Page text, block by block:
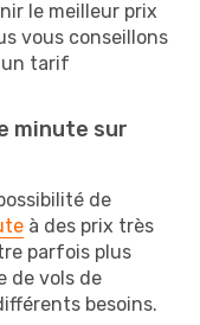
le meilleur prix
vous conseillons
un tarif
minute sur
de
à des prix très
parfois plus
de vols de
besoins.